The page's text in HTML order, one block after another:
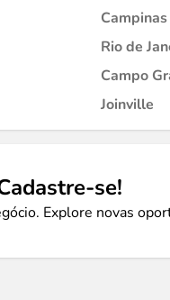
Campinas
Rio de
Campo
Joinville
se!
Explore novas